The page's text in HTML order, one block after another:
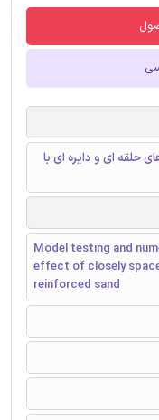
حلقه ای و دایره ای با
Model testing and
effect of closely
reinforced sand